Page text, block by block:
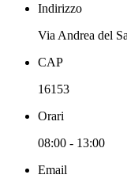
Indirizzo
Via Andrea del
CAP
16153
Orari
08:00 - 13:00
Email